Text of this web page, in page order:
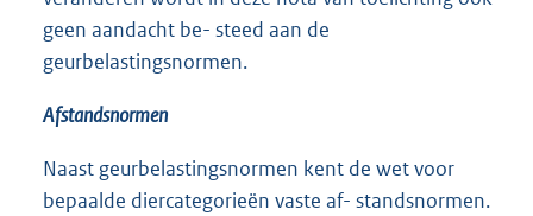
geen aandacht be- steed aan de
geurbelastingsnormen.
Afstandsnormen
Naast geurbelastingsnormen kent de wet voor
bepaalde diercategorieën vaste af- standsnormen.